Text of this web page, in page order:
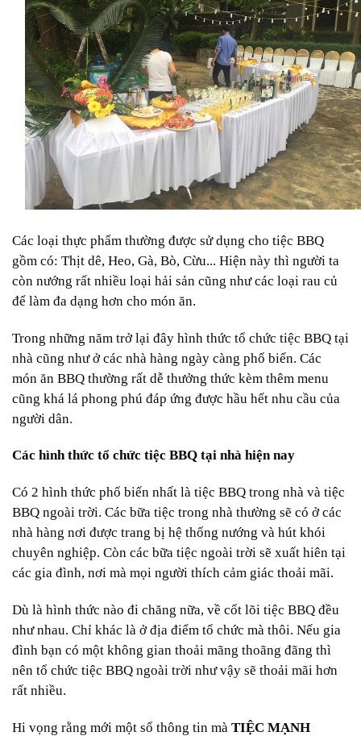
Các loại thực phẩm thường được sử dụng cho tiệc BBQ
gồm có: Thịt dê, Heo, Gà, Bò, Cừu... Hiện này thì người ta
còn nướng rất nhiều loại hải sản cũng như các loại rau củ
để làm đa dạng hơn cho món ăn.
Trong những năm trở lại đây hình thức tổ chức tiệc BBQ tại
nhà cũng như ở các nhà hàng ngày càng phổ biến. Các
món ăn BBQ thường rất dễ thưởng thức kèm thêm menu
cũng khá lá phong phú đáp ứng được hầu hết nhu cầu của
người dân.
Các hình thức tổ chức tiệc BBQ tại nhà hiện nay
Có 2 hình thức phổ biến nhất là tiệc BBQ trong nhà và tiệc
BBQ ngoài trời. Các bữa tiệc trong nhà thường sẽ có ở các
nhà hàng nơi được trang bị hệ thống nướng và hút khói
chuyên nghiệp. Còn các bữa tiệc ngoài trời sẽ xuất hiên tại
các gia đình, nơi mà mọi người thích cảm giác thoải mãi.
Dù là hình thức nào đi chăng nữa, về cốt lõi tiệc BBQ đều
như nhau. Chỉ khác là ở địa điểm tổ chức mà thôi. Nếu gia
đình bạn có một không gian thoải mãng thoãng đãng thì
nên tổ chức tiệc BBQ ngoài trời như vậy sẽ thoải mãi hơn
rất nhiều.
Hi vọng rằng mới một số thông tin mà TIỆC MẠNH